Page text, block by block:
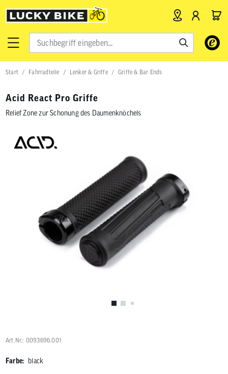
Verwende
Pfeile
nach
Start Fahrradteile Lenker & Griffe Griffe & Bar Ends
Acid React Pro Griffe
Relief Zone zur Schonung des Daumenknöchels
Art.Nr.: 0093696.001
Farbe: black